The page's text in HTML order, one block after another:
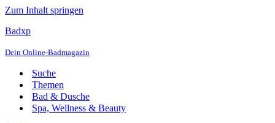
Zum Inhalt springen
Badxp
Dein Online-Badmagazin
Suche
Themen
Bad & Dusche
Spa, Wellness & Beauty